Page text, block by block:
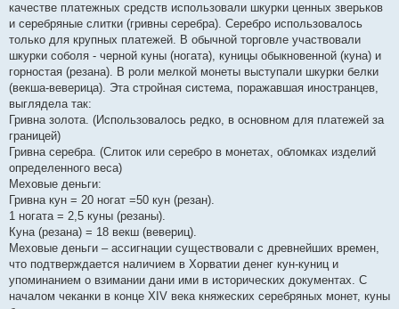
качестве платежных средств использовали шкурки ценных зверьков
и серебряные слитки (гривны серебра). Серебро использовалось
только для крупных платежей. В обычной торговле участвовали
шкурки соболя - черной куны (ногата), куницы обыкновенной (куна) и
горностая (резана). В роли мелкой монеты выступали шкурки белки
(векша-веверица). Эта стройная система, поражавшая иностранцев,
выглядела так:
Гривна золота. (Использовалось редко, в основном для платежей за
границей)
Гривна серебра. (Слиток или серебро в монетах, обломках изделий
определенного веса)
Меховые деньги:
Гривна кун = 20 ногат =50 кун (резан).
1 ногата = 2,5 куны (резаны).
Куна (резана) = 18 векш (вевериц).
Меховые деньги – ассигнации существовали с древнейших времен,
что подтверждается наличием в Хорватии денег кун-куниц и
упоминанием о взимании дани ими в исторических документах. С
началом чеканки в конце XIV века княжеских серебряных монет, куны